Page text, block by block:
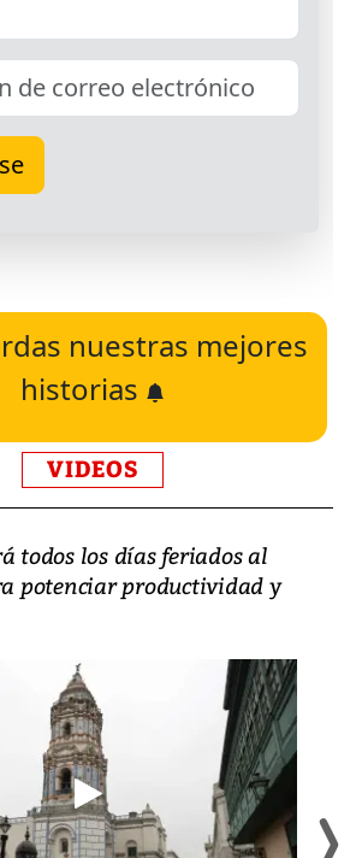
nuestras mejores
historias
VIDEOS
todos los días feriados al
potenciar productividad y